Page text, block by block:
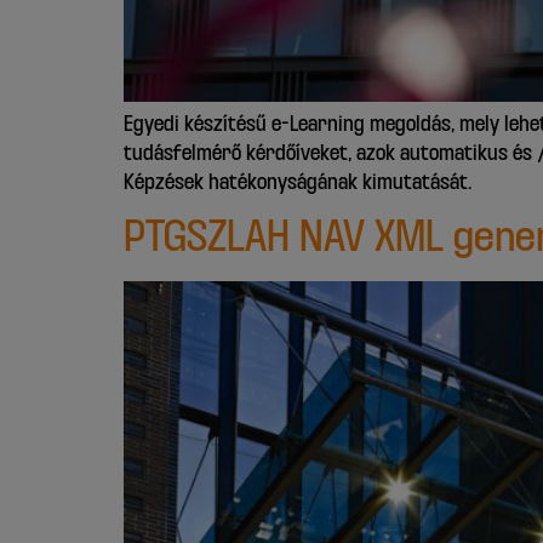
Egyedi készítésű e-Learning megoldás, mely
tudásfelmérő kérdőíveket, azok automatikus
Képzések hatékonyságának kimutatását.
PTGSZLAH NAV XML